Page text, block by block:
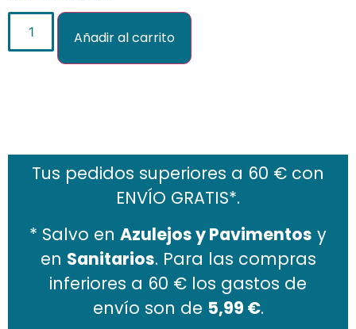
Añadir al carrito
Tus pedidos superiores a 60 € con
ENVÍO GRATIS*.
* Salvo en Azulejos y Pavimentos y
en Sanitarios. Para las compras
inferiores a 60 € los gastos de
envío son de 5,99 €.